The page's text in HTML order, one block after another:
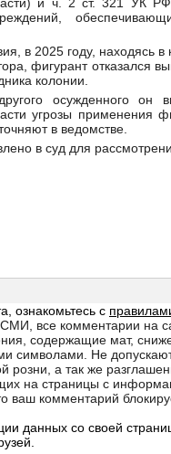
в 2025 году, находясь
фигурант отказался
колонии.
осужденного он
угрозы применения
в ведомстве.
в суд для